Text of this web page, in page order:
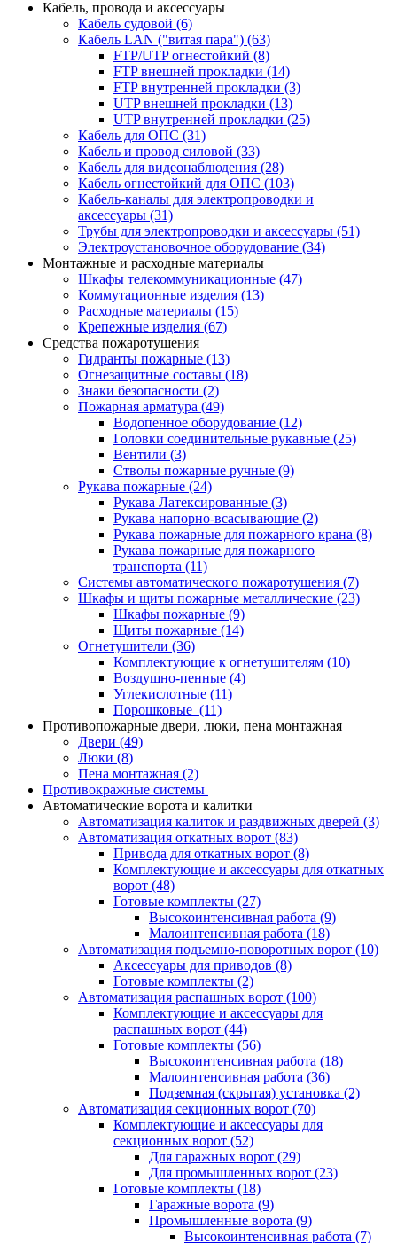
Кабель, провода и аксессуары
Кабель судовой (6)
Кабель LAN ("витая пара") (63)
FTP/UTP огнестойкий (8)
FTP внешней прокладки (14)
FTP внутренней прокладки (3)
UTP внешней прокладки (13)
UTP внутренней прокладки (25)
Кабель для ОПС (31)
Кабель и провод силовой (33)
Кабель для видеонаблюдения (28)
Кабель огнестойкий для ОПС (103)
Кабель-каналы для электропроводки и
аксессуары (31)
Трубы для электропроводки и аксессуары (51)
Электроустановочное оборудование (34)
Монтажные и расходные материалы
Шкафы телекоммуникационные (47)
Коммутационные изделия (13)
Расходные материалы (15)
Крепежные изделия (67)
Средства пожаротушения
Гидранты пожарные (13)
Огнезащитные составы (18)
Знаки безопасности (2)
Пожарная арматура (49)
Водопенное оборудование (12)
Головки соединительные рукавные (25)
Вентили (3)
Стволы пожарные ручные (9)
Рукава пожарные (24)
Рукава Латексированные (3)
Рукава напорно-всасывающие (2)
Рукава пожарные для пожарного крана (8)
Рукава пожарные для пожарного
транспорта (11)
Системы автоматического пожаротушения (7)
Шкафы и щиты пожарные металлические (23)
Шкафы пожарные (9)
Щиты пожарные (14)
Огнетушители (36)
Комплектующие к огнетушителям (10)
Воздушно-пенные (4)
Углекислотные (11)
Порошковые (11)
Противопожарные двери, люки, пена монтажная
Двери (49)
Люки (8)
Пена монтажная (2)
Противокражные системы
Автоматические ворота и калитки
Автоматизация калиток и раздвижных дверей (3)
Автоматизация откатных ворот (83)
Привода для откатных ворот (8)
Комплектующие и аксессуары для откатных
ворот (48)
Готовые комплекты (27)
Высокоинтенсивная работа (9)
Малоинтенсивная работа (18)
Автоматизация подъемно-поворотных ворот (10)
Аксессуары для приводов (8)
Готовые комплекты (2)
Автоматизация распашных ворот (100)
Комплектующие и аксессуары для
распашных ворот (44)
Готовые комплекты (56)
Высокоинтенсивная работа (18)
Малоинтенсивная работа (36)
Подземная (скрытая) установка (2)
Автоматизация секционных ворот (70)
Комплектующие и аксессуары для
секционных ворот (52)
Для гаражных ворот (29)
Для промышленных ворот (23)
Готовые комплекты (18)
Гаражные ворота (9)
Промышленные ворота (9)
Высокоинтенсивная работа (7)